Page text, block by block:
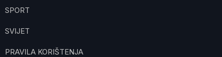
SPORT
SVIJET
PRAVILA KORIŠTENJA